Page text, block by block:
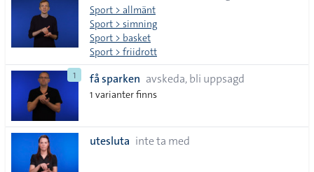
Sport > allmänt
Sport > simning
Sport > basket
Sport > friidrott
1
få sparken avskeda, bli uppsagd
1 varianter finns
utesluta inte ta med